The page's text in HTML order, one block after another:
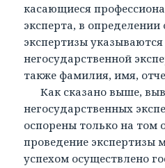
касающиеся
эксперта, в определении
экспертизы
негосударственной
также фамилия, имя,
Как сказано выше,
негосударственных
оспорены только на том
проведение экспертизы
успехом осуществлено